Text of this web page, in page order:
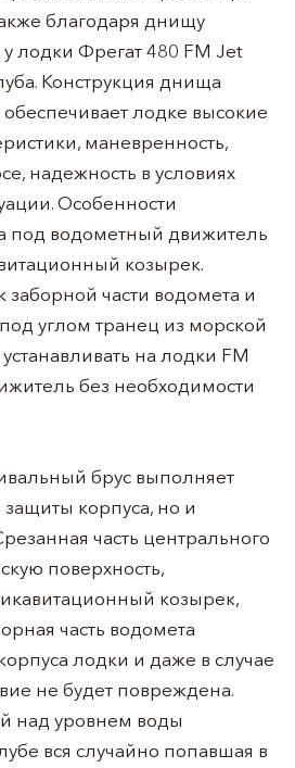
благодаря днищу
лодки Фрегат 480 FM Jet
Конструкция днища
лодке высокие
маневренность,
надежность в условиях
Особенности
под водометный движитель
козырек.
заборной части водомета и
углом транец из морской
на лодки FM
без необходимости
брус выполняет
корпуса, но и
часть центрального
поверхность,
козырек,
часть водомета
лодки и даже в случае
не будет повреждена.
над уровнем воды
вся случайно попавшая в